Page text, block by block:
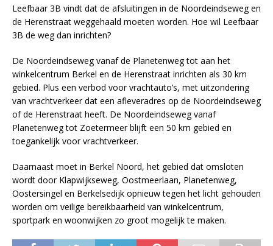
Leefbaar 3B vindt dat de afsluitingen in de Noordeindseweg en
de Herenstraat weggehaald moeten worden. Hoe wil Leefbaar
3B de weg dan inrichten?
De Noordeindseweg vanaf de Planetenweg tot aan het
winkelcentrum Berkel en de Herenstraat inrichten als 30 km
gebied. Plus een verbod voor vrachtauto’s, met uitzondering
van vrachtverkeer dat een afleveradres op de Noordeindseweg
of de Herenstraat heeft. De Noordeindseweg vanaf
Planetenweg tot Zoetermeer blijft een 50 km gebied en
toegankelijk voor vrachtverkeer.
Daarnaast moet in Berkel Noord, het gebied dat omsloten
wordt door Klapwijkseweg, Oostmeerlaan, Planetenweg,
Oostersingel en Berkelsedijk opnieuw tegen het licht gehouden
worden om veilige bereikbaarheid van winkelcentrum,
sportpark en woonwijken zo groot mogelijk te maken.